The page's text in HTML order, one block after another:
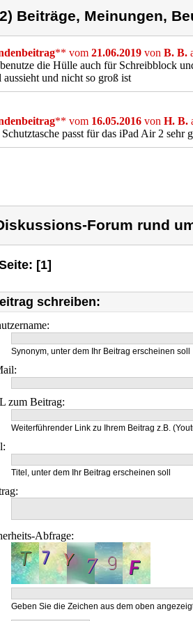
Beiträge, Meinungen,
** vom 21.06.2019 von B. B.
die Hülle auch für Schreibblock
aussieht und nicht so groß ist
** vom 16.05.2016 von H. B.
passt für das iPad Air 2 sehr
Forum rund
[1]
schreiben:
Synonym, unter dem Ihr Beitrag erscheinen soll
zum Beitrag:
Weiterführender Link zu Ihrem Beitrag z.B.
Titel, unter dem Ihr Beitrag erscheinen soll
Abfrage:
Geben Sie die Zeichen aus dem oben